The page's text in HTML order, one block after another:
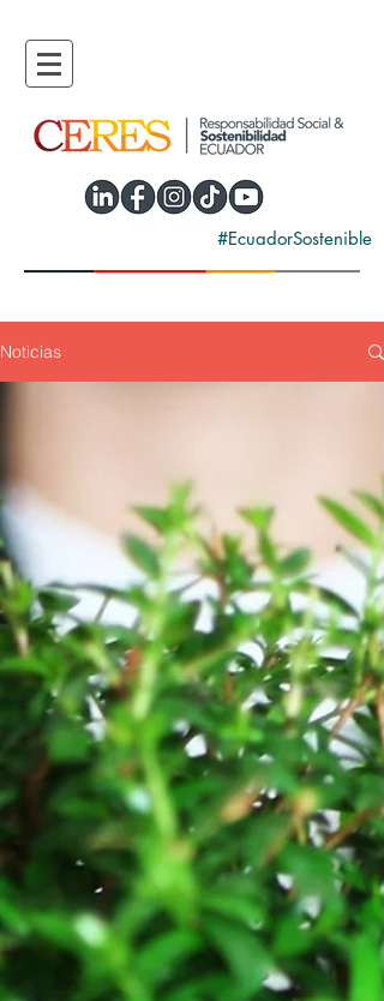
#EcuadorSostenible
Noticias